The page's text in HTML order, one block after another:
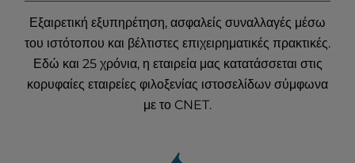
Εξαιρετική εξυπηρέτηση, ασφαλείς συναλλαγές μέσω
του ιστότοπου και βέλτιστες επιχειρηματικές πρακτικές.
Εδώ και 25 χρόνια, η εταιρεία μας κατατάσσεται στις
κορυφαίες εταιρείες φιλοξενίας ιστοσελίδων σύμφωνα
με το CNET.